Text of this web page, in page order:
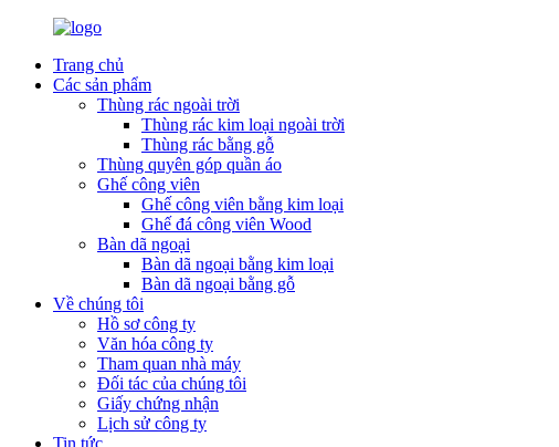
Trang chủ
Các sản phẩm
Thùng rác ngoài trời
Thùng rác kim loại ngoài trời
Thùng rác bằng gỗ
Thùng quyên góp quần áo
Ghế công viên
Ghế công viên bằng kim loại
Ghế đá công viên Wood
Bàn dã ngoại
Bàn dã ngoại bằng kim loại
Bàn dã ngoại bằng gỗ
Về chúng tôi
Hồ sơ công ty
Văn hóa công ty
Tham quan nhà máy
Đối tác của chúng tôi
Giấy chứng nhận
Lịch sử công ty
Tin tức